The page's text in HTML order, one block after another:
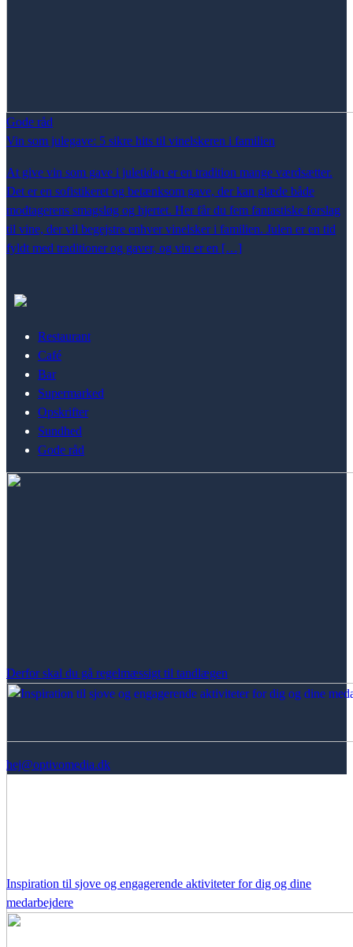
Gode råd
Vin som julegave: 5 sikre hits til vinelskeren i familien
At give vin som gave i juletiden er en tradition mange værdsætter.
Det er en sofistikeret og betænksom gave, der kan glæde både
modtagerens smagsløg og hjertet. Her får du fem fantastiske forslag
til vine, der vil begejstre enhver vinelsker i familien. Julen er en tid
fyldt med traditioner og gaver, og vin er en […]
Restaurant
Café
Bar
Supermarked
Opskrifter
Sundhed
Gode råd
Derfor skal du gå regelmæssigt til tandlægen
Inspiration til sjove og engagerende aktiviteter for dig og dine
medarbejdere
hej@optivomedia.dk